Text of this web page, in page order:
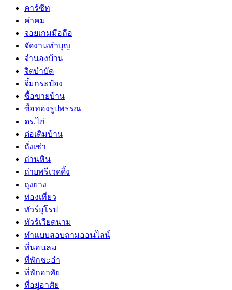
คาร์ซีท
คำคม
จอยเกมมือถือ
จัดงานทำบุญ
จำนองบ้าน
จิตบำบัด
จิ๋มกระป๋อง
ซื้อขายบ้าน
ซื้อทองรูปพรรณ
ดร.ไก่
ต่อเติมบ้าน
ถั่งเช่า
ถ่านหิน
ถ่ายพรีเวดดิ้ง
ถุงยาง
ท่องเที่ยว
ทัวร์ยุโรป
ทัวร์เวียดนาม
ทำแบบสอบถามออนไลน์
ที่นอนลม
ที่พักชะอำ
ที่พักอาศัย
ที่อยู่อาศัย